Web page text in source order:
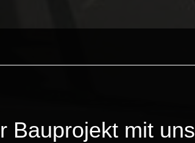
Bauprojekt mit uns